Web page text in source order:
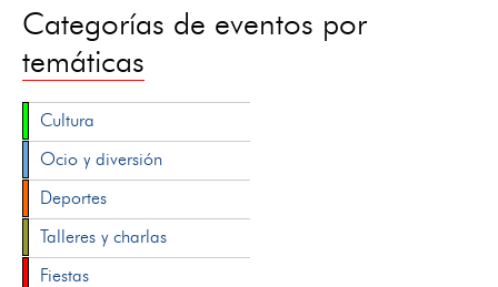
Categorías de eventos por
temáticas
Cultura
Ocio y diversión
Deportes
Talleres y charlas
Fiestas